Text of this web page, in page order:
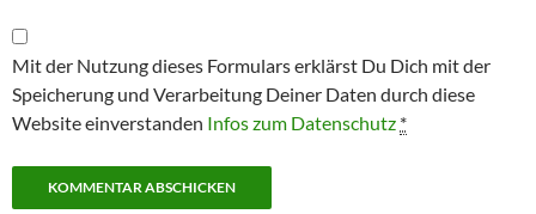
Mit der Nutzung dieses Formulars erklärst Du Dich mit der
Speicherung und Verarbeitung Deiner Daten durch diese
Website einverstanden Infos zum Datenschutz *